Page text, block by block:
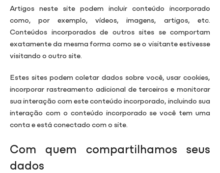
Artigos neste site podem incluir conteúdo incorporado
como, por exemplo, vídeos, imagens, artigos, etc.
Conteúdos incorporados de outros sites se comportam
exatamente da mesma forma como se o visitante estivesse
visitando o outro site.
Estes sites podem coletar dados sobre você, usar cookies,
incorporar rastreamento adicional de terceiros e monitorar
sua interação com este conteúdo incorporado, incluindo sua
interação com o conteúdo incorporado se você tem uma
conta e está conectado com o site.
Com quem compartilhamos seus
dados